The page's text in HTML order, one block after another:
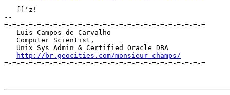
   []'z!
--
=-=-=-=-=-=-=-=-=-=-=-=-=-=-=-=-=-=-=-=-=-=-=-=-=
   Luis Campos de Carvalho
   Computer Scientist,
   Unix Sys Admin & Certified Oracle DBA
http://br.geocities.com/monsieur_champs/
=-=-=-=-=-=-=-=-=-=-=-=-=-=-=-=-=-=-=-=-=-=-=-=-=